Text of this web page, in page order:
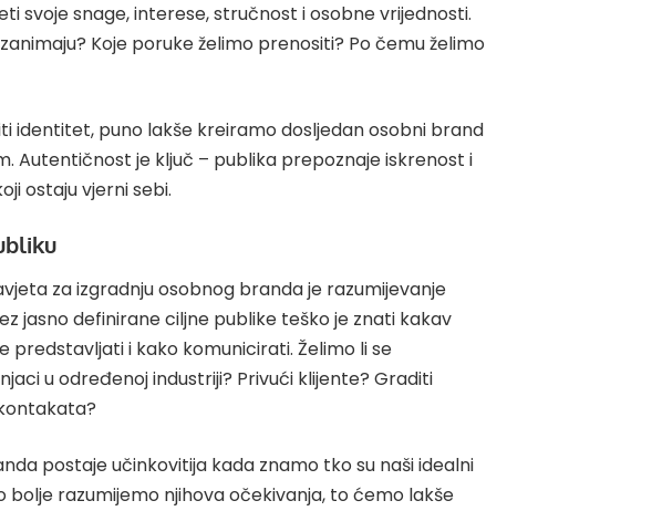
svoje snage, interese, stručnost i osobne vrijednosti.
Koje poruke želimo prenositi? Po čemu želimo
identitet, puno lakše kreiramo dosljedan osobni brand
Autentičnost je ključ – publika prepoznaje iskrenost i
ostaju vjerni sebi.
za izgradnju osobnog branda je razumijevanje
jasno definirane ciljne publike teško je znati kakav
predstavljati i kako komunicirati. Želimo li se
u određenoj industriji? Privući klijente? Graditi
?
postaje učinkovitija kada znamo tko su naši idealni
bolje razumijemo njihova očekivanja, to ćemo lakše